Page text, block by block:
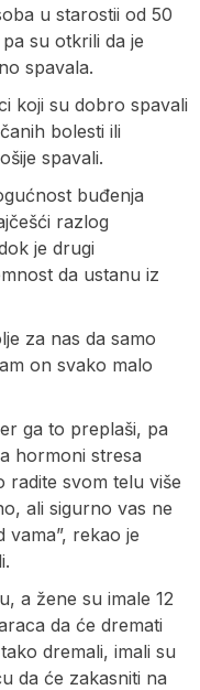
u starostii od 50
su otkrili da je
spavala.
koji su dobro spavali
bolesti ili
spavali.
buđenja
razlog
je drugi
da ustanu iz
za nas da samo
on svako malo
ga to preplaši, pa
hormoni stresa
radite svom telu više
ali sigurno vas ne
rekao je
a žene su imale 12
da će dremati
dremali, imali su
da će zakasniti na